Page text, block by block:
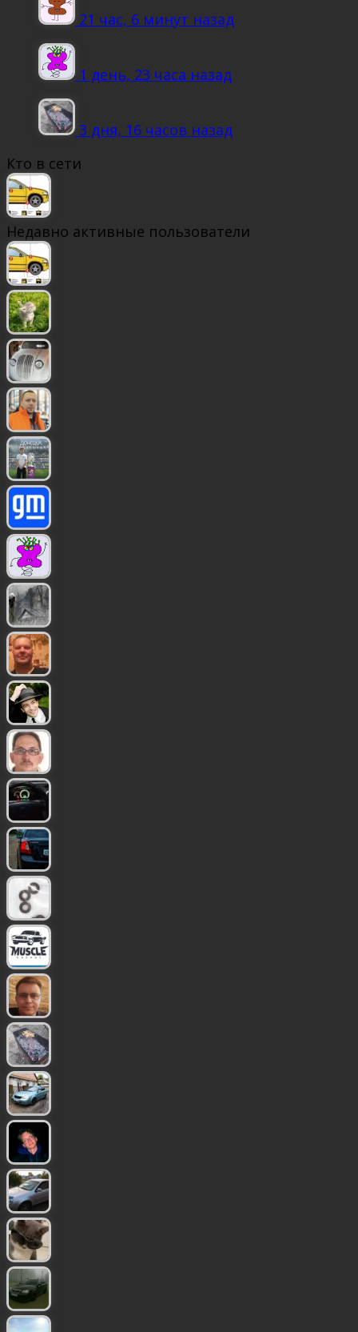
21 час, 6 минут назад
1 день, 23 часа назад
3 дня, 16 часов назад
Кто в сети
Недавно активные пользователи